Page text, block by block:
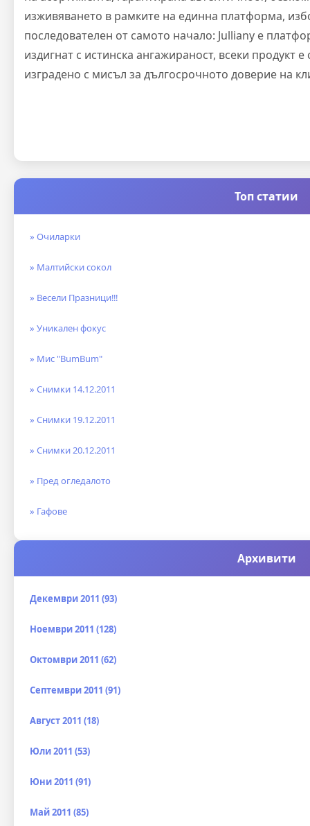
изживяването в рамките на единна платформа,
последователен от самото начало: Julliany е
издигнат с истинска ангажираност, всеки продукт
изградено с мисъл за дългосрочното доверие на
Топ статии
» Очиларки
» Малтийски сокол
» Весели Празници!!!
» Уникален фокус
» Мис "BumBum"
» Снимки 14.12.2011
» Снимки 19.12.2011
» Снимки 20.12.2011
» Пред огледалото
» Гафове
Архивити
Декември 2011 (93)
Ноември 2011 (128)
Октомври 2011 (62)
Септември 2011 (91)
Август 2011 (18)
Юли 2011 (53)
Юни 2011 (91)
Май 2011 (85)